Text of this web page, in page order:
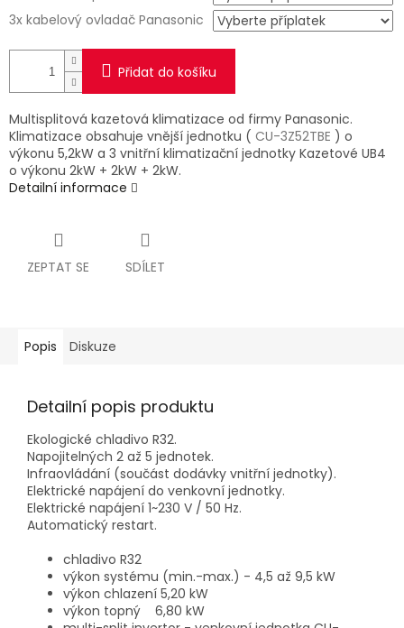
3x kabelový ovladač Panasonic
Přidat do košíku
Multisplitová kazetová klimatizace od firmy Panasonic.
Klimatizace obsahuje vnější jednotku ( CU-3Z52TBE ) o
výkonu 5,2kW a 3 vnitřní klimatizační jednotky Kazetové UB4
o výkonu 2kW + 2kW + 2kW.
Detailní informace
ZEPTAT SE SDÍLET
Popis Diskuze
Detailní popis produktu
Ekologické chladivo R32.
Napojitelných 2 až 5 jednotek.
Infraovládání (součást dodávky vnitřní jednotky).
Elektrické napájení do venkovní jednotky.
Elektrické napájení 1~230 V / 50 Hz.
Automatický restart.
chladivo R32
výkon systému (min.-max.) - 4,5 až 9,5 kW
výkon chlazení 5,20 kW
výkon topný 6,80 kW